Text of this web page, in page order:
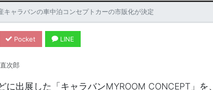
キャラバンの車中泊コンセプトカーの市販化が決定
Pocket LINE
次郎
出展した「キャラバンMYROOM CONCEPT」を、